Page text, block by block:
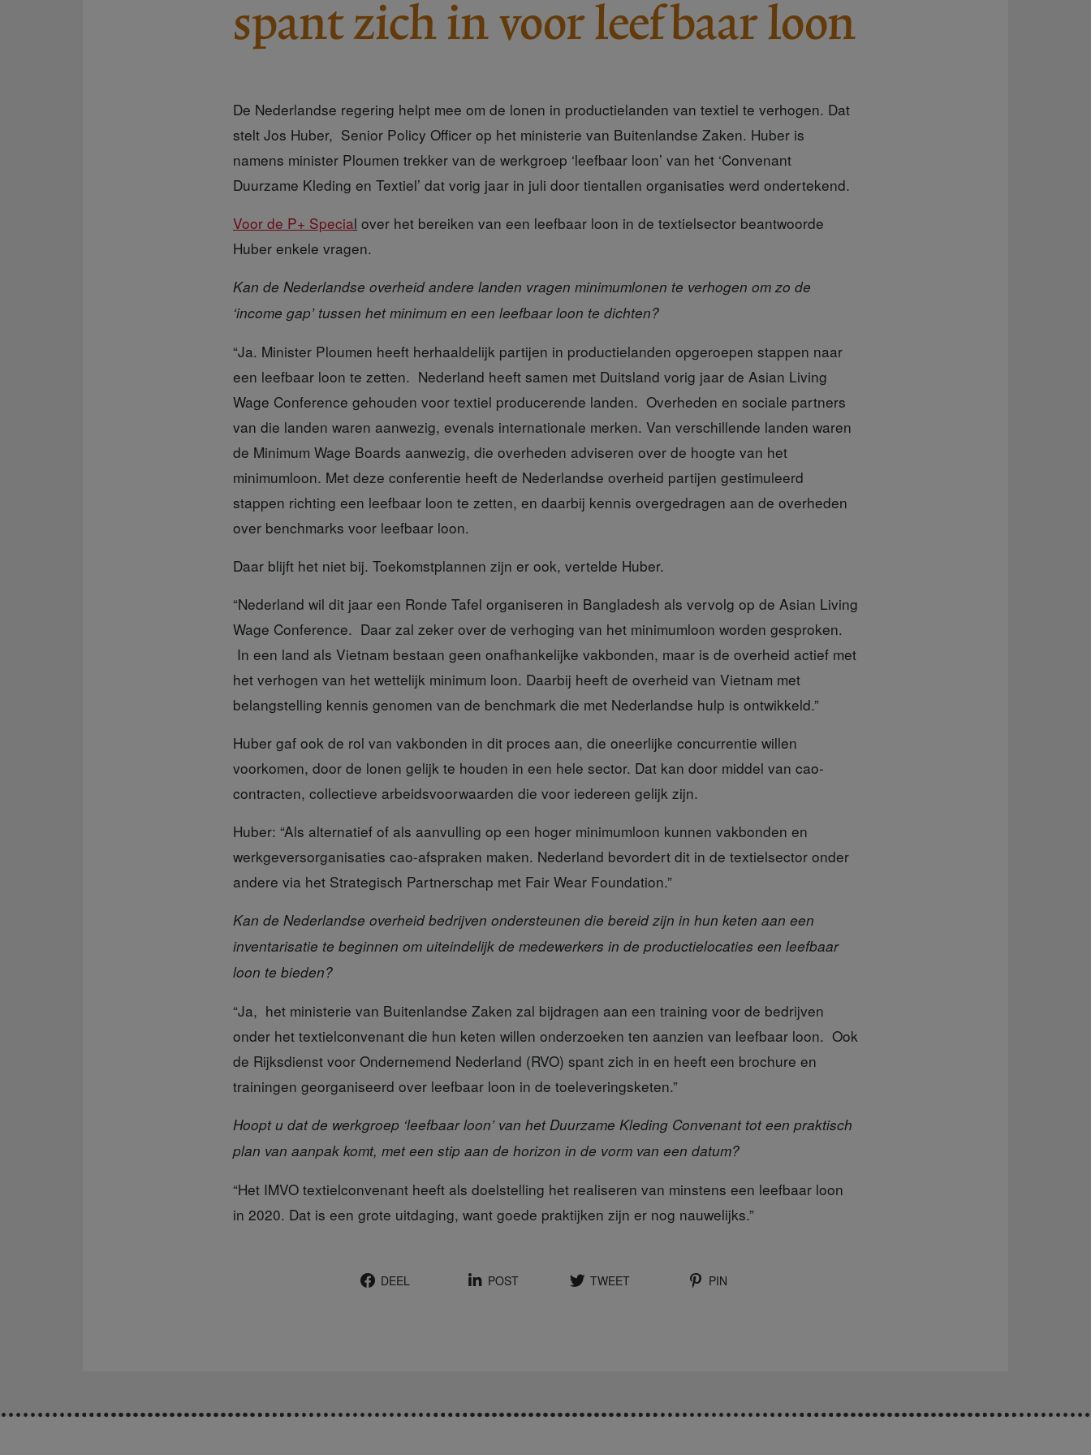
spant zich in voor leefbaar loon
De Nederlandse regering helpt mee om de lonen in productielanden van textiel te verhogen. Dat
stelt Jos Huber, Senior Policy Officer op het ministerie van Buitenlandse Zaken. Huber is
namens minister Ploumen trekker van de werkgroep ‘leefbaar loon’ van het ‘Convenant
Duurzame Kleding en Textiel’ dat vorig jaar in juli door tientallen organisaties werd ondertekend.
Voor de P+ Special over het bereiken van een leefbaar loon in de textielsector beantwoorde
Huber enkele vragen.
Kan de Nederlandse overheid andere landen vragen minimumlonen te verhogen om zo de
‘income gap’ tussen het minimum en een leefbaar loon te dichten?
“Ja. Minister Ploumen heeft herhaaldelijk partijen in productielanden opgeroepen stappen naar
een leefbaar loon te zetten. Nederland heeft samen met Duitsland vorig jaar de Asian Living
Wage Conference gehouden voor textiel producerende landen. Overheden en sociale partners
van die landen waren aanwezig, evenals internationale merken. Van verschillende landen waren
de Minimum Wage Boards aanwezig, die overheden adviseren over de hoogte van het
minimumloon. Met deze conferentie heeft de Nederlandse overheid partijen gestimuleerd
stappen richting een leefbaar loon te zetten, en daarbij kennis overgedragen aan de overheden
over benchmarks voor leefbaar loon.
Daar blijft het niet bij. Toekomstplannen zijn er ook, vertelde Huber.
“Nederland wil dit jaar een Ronde Tafel organiseren in Bangladesh als vervolg op de Asian Living
Wage Conference. Daar zal zeker over de verhoging van het minimumloon worden gesproken.
In een land als Vietnam bestaan geen onafhankelijke vakbonden, maar is de overheid actief met
het verhogen van het wettelijk minimum loon. Daarbij heeft de overheid van Vietnam met
belangstelling kennis genomen van de benchmark die met Nederlandse hulp is ontwikkeld.”
Huber gaf ook de rol van vakbonden in dit proces aan, die oneerlijke concurrentie willen
voorkomen, door de lonen gelijk te houden in een hele sector. Dat kan door middel van cao-
contracten, collectieve arbeidsvoorwaarden die voor iedereen gelijk zijn.
Huber: “Als alternatief of als aanvulling op een hoger minimumloon kunnen vakbonden en
werkgeversorganisaties cao-afspraken maken. Nederland bevordert dit in de textielsector onder
andere via het Strategisch Partnerschap met Fair Wear Foundation.”
Kan de Nederlandse overheid bedrijven ondersteunen die bereid zijn in hun keten aan een
inventarisatie te beginnen om uiteindelijk de medewerkers in de productielocaties een leefbaar
loon te bieden?
“Ja, het ministerie van Buitenlandse Zaken zal bijdragen aan een training voor de bedrijven
onder het textielconvenant die hun keten willen onderzoeken ten aanzien van leefbaar loon. Ook
de Rijksdienst voor Ondernemend Nederland (RVO) spant zich in en heeft een brochure en
trainingen georganiseerd over leefbaar loon in de toeleveringsketen.”
Hoopt u dat de werkgroep ‘leefbaar loon’ van het Duurzame Kleding Convenant tot een praktisch
plan van aanpak komt, met een stip aan de horizon in de vorm van een datum?
“Het IMVO textielconvenant heeft als doelstelling het realiseren van minstens een leefbaar loon
in 2020. Dat is een grote uitdaging, want goede praktijken zijn er nog nauwelijks.”
DEEL POST TWEET PIN